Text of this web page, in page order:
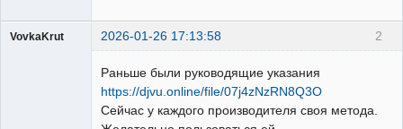
2
VovkaKrut 2026-01-26 17:13:58
Раньше были руководящие указания
https://djvu.online/file/07j4zNzRN8Q3O
Сейчас у каждого производителя своя метода.